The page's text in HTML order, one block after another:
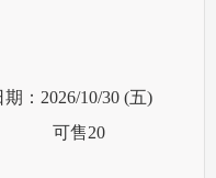
2026/10/30 (五)
可售20